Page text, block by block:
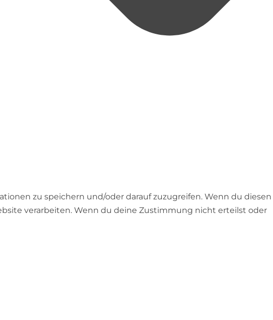
zu speichern und/oder darauf zuzugreifen. Wenn du diesen
verarbeiten. Wenn du deine Zustimmung nicht erteilst oder